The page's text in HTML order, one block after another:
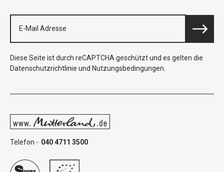
Diese Seite ist durch reCAPTCHA geschützt und es gelten die
Datenschutzrichtlinie und Nutzungsbedingungen
Telefon - 040 4711 3500